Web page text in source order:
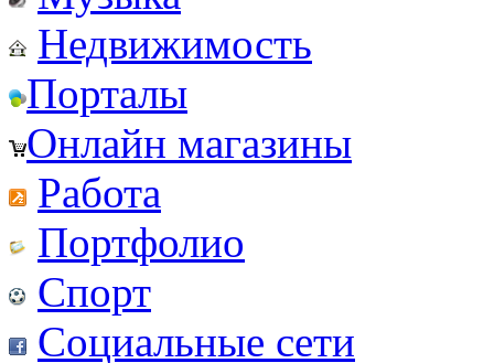
Недвижимость
Порталы
Онлайн магазины
Работа
Портфолио
Спорт
Социальные сети